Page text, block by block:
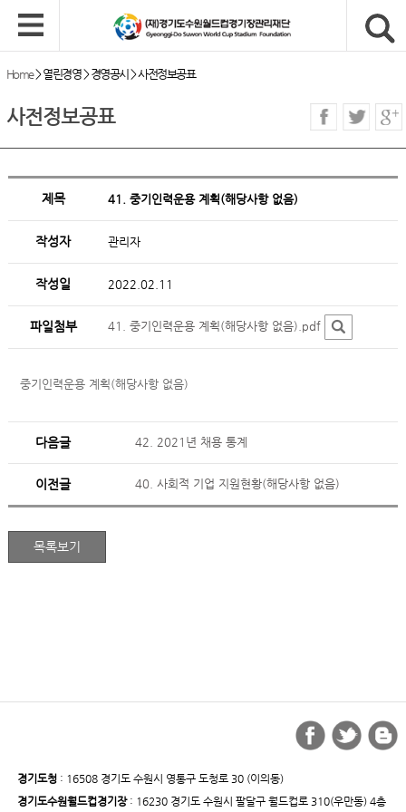
Home>열린경영>경영공시 >사전정보공표
사전정보공표
제목 41. 중기인력운용 계획(해당사항 없음)
작성자 관리자
작성일 2022.02.11
파일첨부 41. 중기인력운용 계획(해당사항 없음).pdf
중기인력운용 계획(해당사항 없음)
다음글 42. 2021년 채용 통계
이전글 40. 사회적 기업 지원현황(해당사항 없음)
경기도청: 16508 경기도 수원시 영통구 도청로 30 (이의동)
경기도수원월드컵경기장: 16230 경기도 수원시 팔달구 월드컵로 310(우만동) 4층